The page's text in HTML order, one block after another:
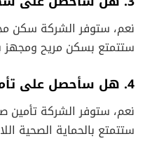
نعم، ستوفر الشركة سكن
ستتمتع بسكن مريح ومجهز
4. هل سأحصل على تأمين صحي؟
نعم، ستوفر الشركة
ستتمتع بالحماية الصحية